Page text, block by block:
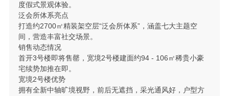
度假式景观体验。
泛会所体系亮点
打造约2700㎡精装架空层“泛会所体系”，涵盖七大主题空
间，营造丰富社交场景。
销售动态情况
首开3号楼即将售罄，宽境2号楼建面约94 - 106㎡稀贵小豪
宅续势加推在即。
宽境2号楼优势
拥有全新中轴旷境视野，前后无遮挡，采光通风好，户型方